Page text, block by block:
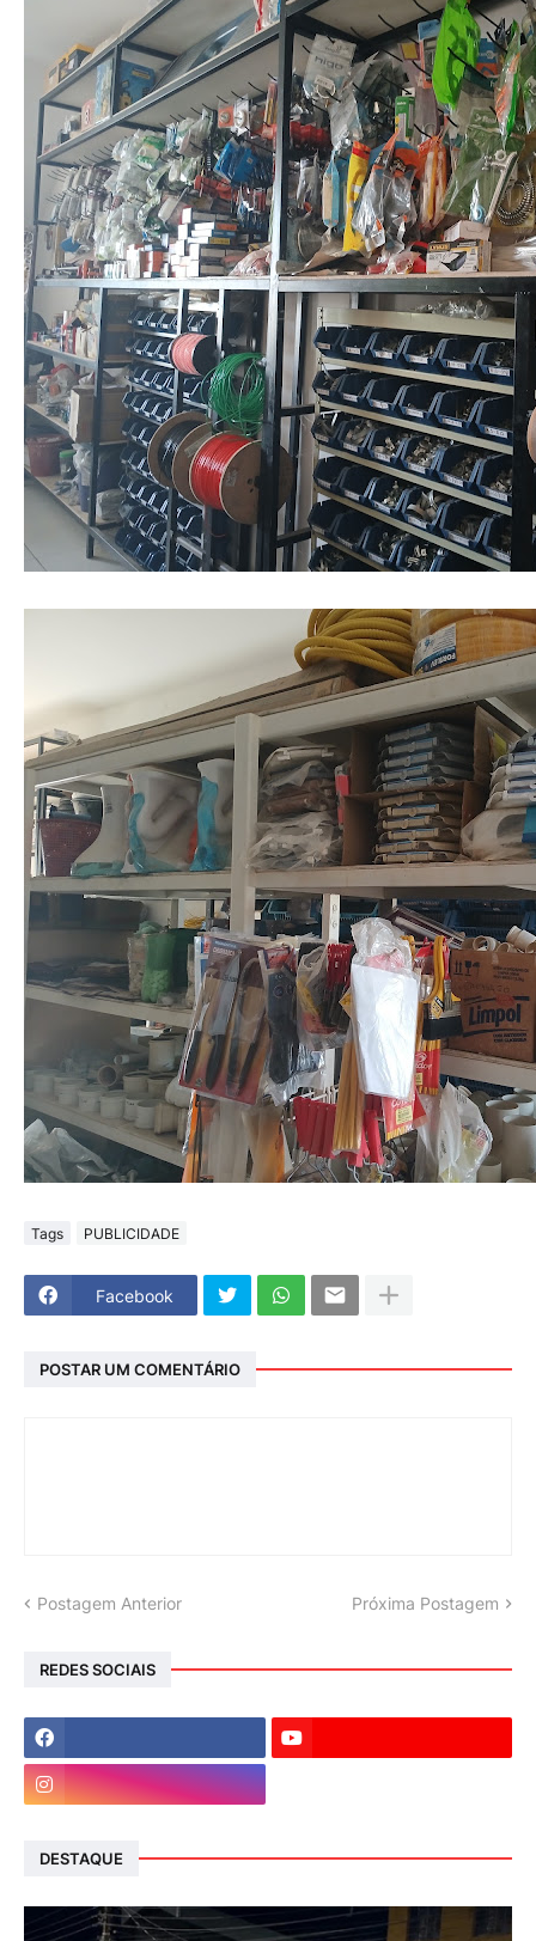
Tags PUBLICIDADE
Facebook
POSTAR UM COMENTÁRIO
Postagem Anterior Próxima Postagem
REDES SOCIAIS
DESTAQUE